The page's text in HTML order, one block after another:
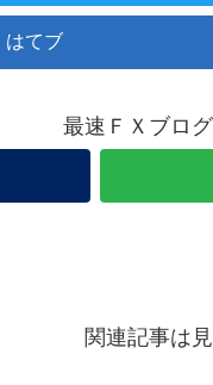
はてブ
最速ＦＸブロ
関連記事は